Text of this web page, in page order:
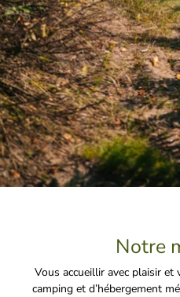
Notre
Vous accueillir avec plaisir
camping et d’hébergement